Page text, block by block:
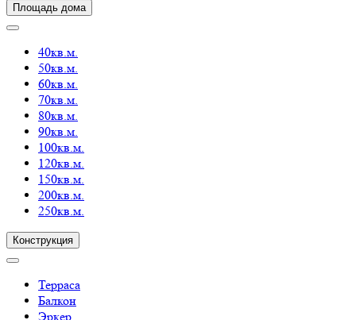
Площадь дома
40кв.м.
50кв.м.
60кв.м.
70кв.м.
80кв.м.
90кв.м.
100кв.м.
120кв.м.
150кв.м.
200кв.м.
250кв.м.
Конструкция
Терраса
Балкон
Эркер